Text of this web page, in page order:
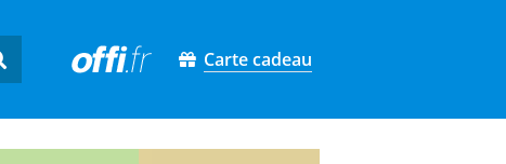
Carte cadeau